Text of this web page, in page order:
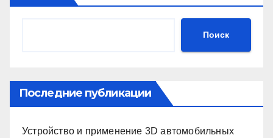
Поиск
Последние публикации
Устройство и применение 3D автомобильных